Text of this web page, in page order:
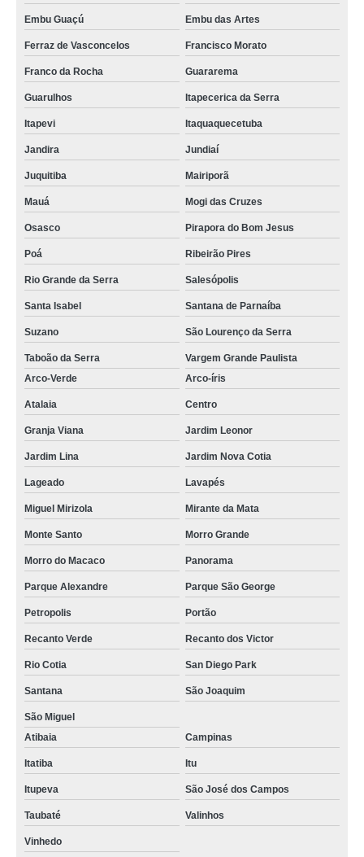
Embu Guaçú Embu das Artes
Ferraz de Vasconcelos Francisco Morato
Franco da Rocha Guararema
Guarulhos Itapecerica da Serra
Itapevi Itaquaquecetuba
Jandira Jundiaí
Juquitiba Mairiporã
Mauá Mogi das Cruzes
Osasco Pirapora do Bom Jesus
Poá Ribeirão Pires
Rio Grande da Serra Salesópolis
Santa Isabel Santana de Parnaíba
Suzano São Lourenço da Serra
Taboão da Serra
Vargem Grande Paulista
Arco-Verde
Arco-íris
Atalaia Centro
Granja Viana Jardim Leonor
Jardim Lina Jardim Nova Cotia
Lageado Lavapés
Miguel Mirizola Mirante da Mata
Monte Santo Morro Grande
Morro do Macaco Panorama
Parque Alexandre Parque São George
Petropolis Portão
Recanto Verde Recanto dos Victor
Rio Cotia San Diego Park
Santana São Joaquim
São Miguel
Atibaia
Campinas
Itatiba Itu
Itupeva São José dos Campos
Taubaté Valinhos
Vinhedo